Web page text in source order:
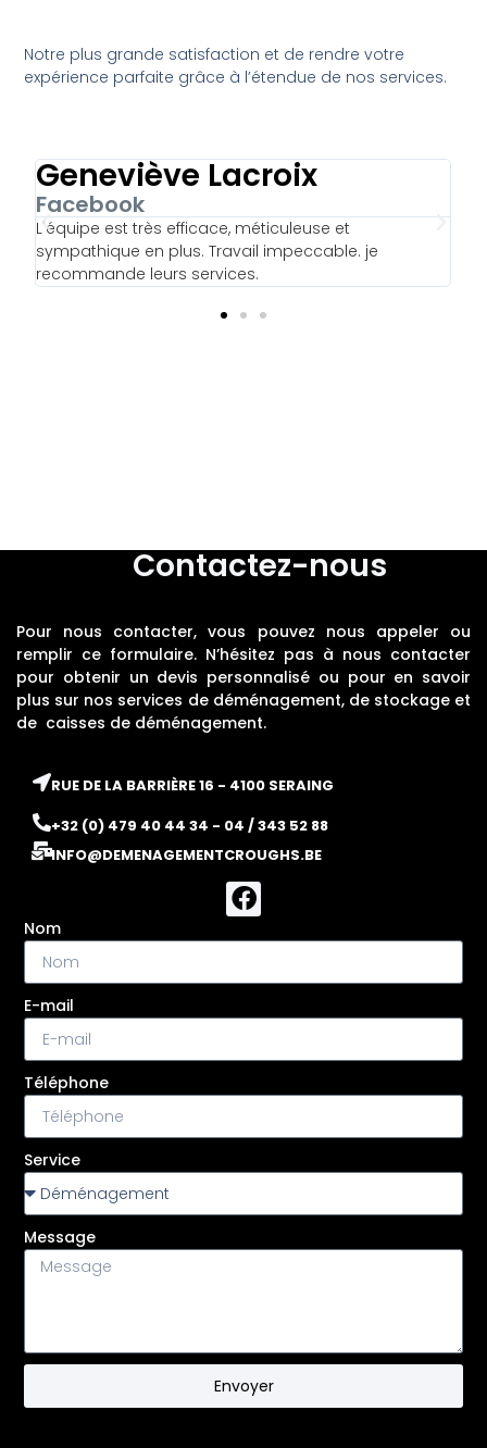
Notre plus grande satisfaction et de rendre votre
expérience parfaite grâce à l’étendue de nos services.
Manon Dupont
Google
Merci pour votre professionnalisme, votre efficacité
et votre bonne humeur !
Contactez-nous
Pour nous contacter, vous pouvez nous appeler ou
remplir ce formulaire. N’hésitez pas à nous contacter
pour obtenir un devis personnalisé ou pour en savoir
plus sur nos services de déménagement, de stockage et
de caisses de déménagement.
RUE DE LA BARRIÈRE 16 - 4100 SERAING
+32 (0) 479 40 44 34 - 04 / 343 52 88
INFO@DEMENAGEMENTCROUGHS.BE
Nom
E-mail
Téléphone
Service
Message
Envoyer